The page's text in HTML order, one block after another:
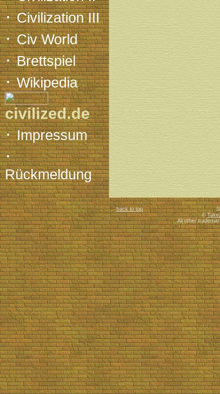
·Civilization III
·Civ World
·Brettspiel
·Wikipedia
civilized.de
·Impressum
·
Rückmeldung
back to top
©
All other